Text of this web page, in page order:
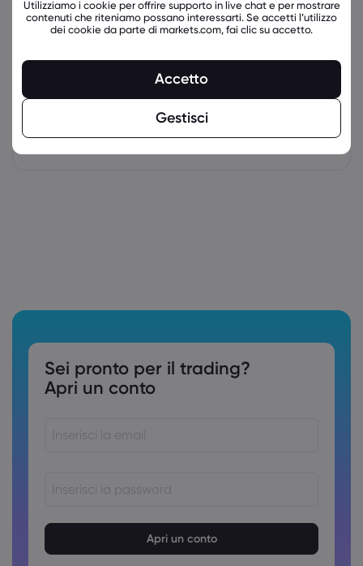
latest_education_articles
Sei pronto per il trading?
Apri un conto
Le password devono contenere almeno 1 carattere
Utilizziamo i cookie per offrire supporto in live chat e per mostrare
contenuti che riteniamo possano interessarti. Se accetti l’utilizzo
dei cookie da parte di markets.com, fai clic su accetto.
Accetto
Gestisci